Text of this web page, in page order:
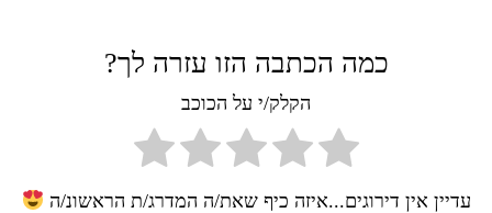
כמה הכתבה הזו עזרה לך?
הקלק/י על הכוכב
עדיין אין דירוגים...איזה כיף שאת/ה המדרג/ת הראשונ/ה